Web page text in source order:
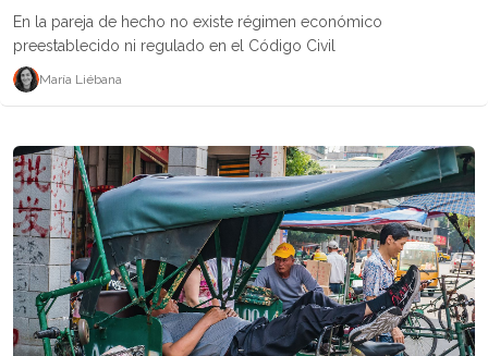
En la pareja de hecho no existe régimen económico
preestablecido ni regulado en el Código Civil
María Liébana